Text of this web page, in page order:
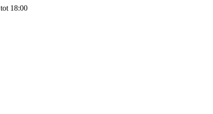
tot 18:00